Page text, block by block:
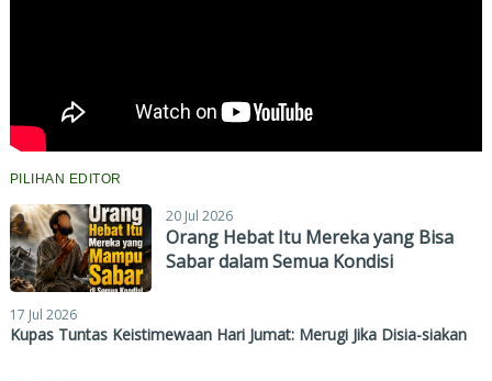
PILIHAN EDITOR
20 Jul 2026
Orang Hebat Itu Mereka yang Bisa
Sabar dalam Semua Kondisi
17 Jul 2026
Kupas Tuntas Keistimewaan Hari Jumat: Merugi Jika Disia-siakan